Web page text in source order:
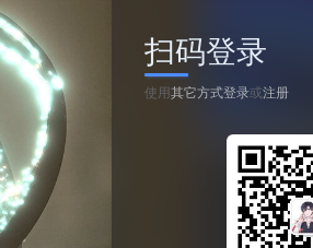
扫码登录
使用其它方式登录或注册